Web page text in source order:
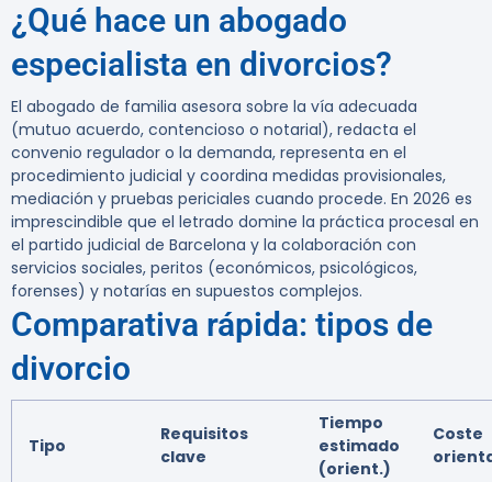
¿Qué hace un abogado
especialista en divorcios?
El abogado de familia asesora sobre la vía adecuada
(mutuo acuerdo, contencioso o notarial), redacta el
convenio regulador o la demanda, representa en el
procedimiento judicial y coordina medidas provisionales,
mediación y pruebas periciales cuando procede. En 2026 es
imprescindible que el letrado domine la práctica procesal en
el partido judicial de Barcelona y la colaboración con
servicios sociales, peritos (económicos, psicológicos,
forenses) y notarías en supuestos complejos.
Comparativa rápida: tipos de
divorcio
Tipo
Requisitos
clave
Tiempo
estimado
(orient.)
Coste